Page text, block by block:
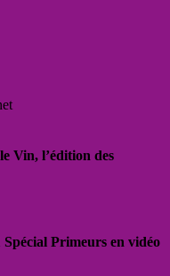
Vin, l’édition des
Primeurs en vidéo